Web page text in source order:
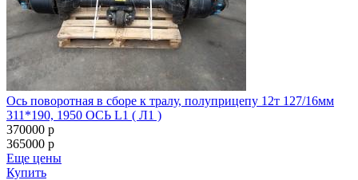
Ось поворотная в сборе к тралу, полуприцепу 12т 127/16мм
311*190, 1950 ОСЬ L1 ( Л1 )
370000 p
365000 p
Еще цены
Купить